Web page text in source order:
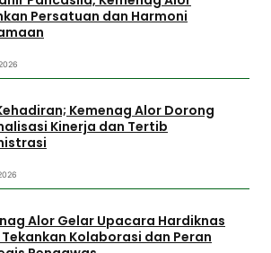
Persatuan dan Harmoni
Kemenag Alor Dorong
Kinerja dan Tertib
Alor Gelar Upacara Hardiknas
Kolaborasi dan Peran